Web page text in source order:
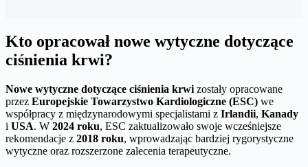
Kto opracował nowe wytyczne dotyczące
ciśnienia krwi?
Nowe wytyczne dotyczące ciśnienia krwi zostały opracowane
przez Europejskie Towarzystwo Kardiologiczne (ESC) we
współpracy z międzynarodowymi specjalistami z Irlandii, Kanady
i USA. W 2024 roku, ESC zaktualizowało swoje wcześniejsze
rekomendacje z 2018 roku, wprowadzając bardziej rygorystyczne
wytyczne oraz rozszerzone zalecenia terapeutyczne.